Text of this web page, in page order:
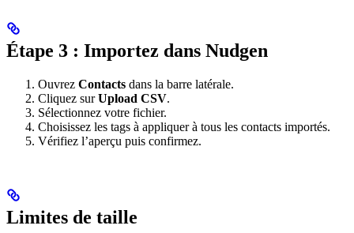
Étape 3 : Importez dans Nudgen
Ouvrez Contacts dans la barre latérale.
Cliquez surUpload CSV.
Sélectionnez votre fichier.
Choisissez les tags à appliquer à tous les contacts importés.
Vérifiez l’aperçu puis confirmez.
Limites de taille